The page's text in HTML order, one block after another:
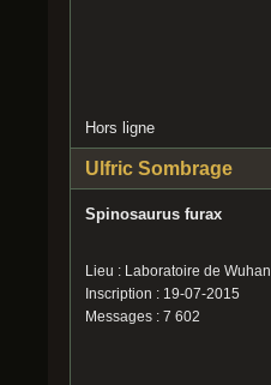
Hors ligne
Ulfric Sombrage
Spinosaurus furax
Lieu : Laboratoire de Wuhan
Inscription : 19-07-2015
Messages : 7 602